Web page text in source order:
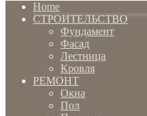
Home
СТРОИТЕЛЬСТВО
Фундамент
Фасад
Лестница
Кровля
РЕМОНТ
Окна
Пол